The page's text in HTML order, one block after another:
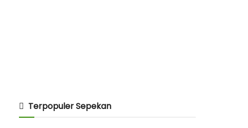
Terpopuler Sepekan